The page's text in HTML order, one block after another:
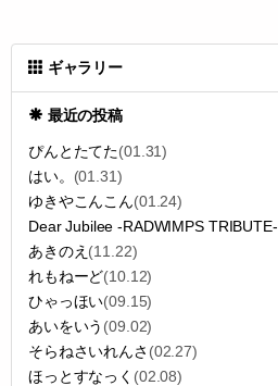
ギャラリー
最近の投稿
ぴんとたてた(01.31)
はい。 (01.31)
ゆきやこんこん(01.24)
Dear Jubilee -RADWIMPS TRIBUTE-
あきのえ (11.22)
れもねーど(10.12)
ひゃっほい(09.15)
あいをいう (09.02)
そらねさいれんさ (02.27)
ほっとすなっく (02.08)